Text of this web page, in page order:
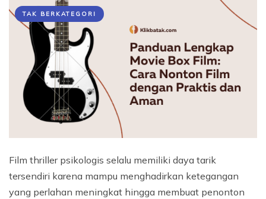
TAK BERKATEGORI
Film thriller psikologis selalu memiliki daya tarik
tersendiri karena mampu menghadirkan ketegangan
yang perlahan meningkat hingga membuat penonton